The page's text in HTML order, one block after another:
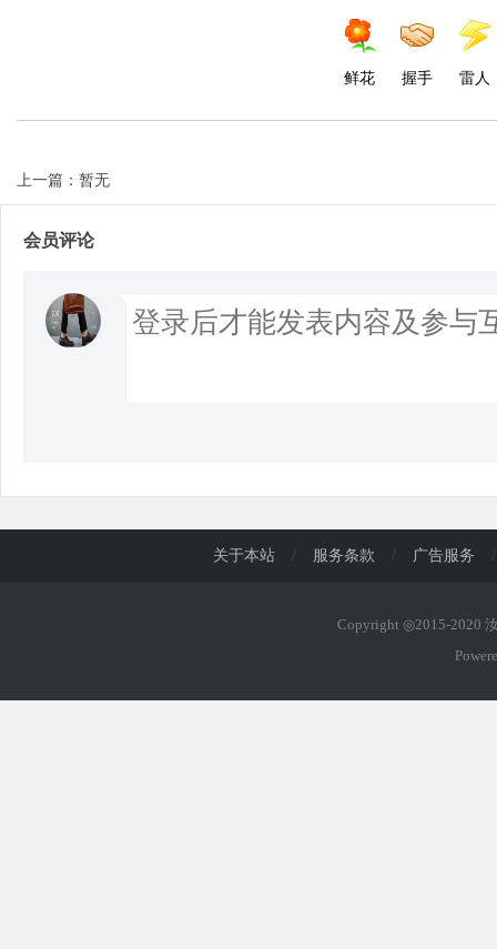
鲜花 握手 雷人
上一篇：暂无
会员评论
关于本站 / 服务条款 / 广告服务 /
Copyright ◎2015-2020